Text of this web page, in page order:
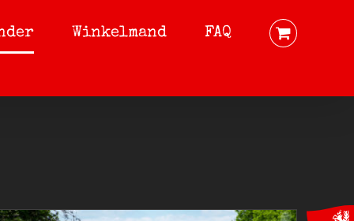
Winkelmand FAQ